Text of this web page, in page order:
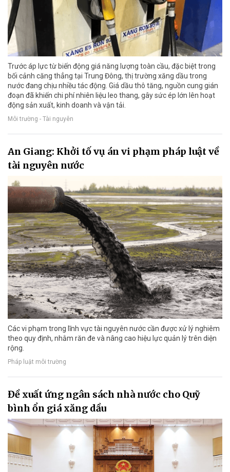
Trước áp lực từ biến động giá năng lượng toàn cầu, đặc biệt trong
bối cảnh căng thẳng tại Trung Đông, thị trường xăng dầu trong
nước đang chịu nhiều tác động. Giá dầu thô tăng, nguồn cung gián
đoạn đã khiến chi phí nhiên liệu leo thang, gây sức ép lớn lên hoạt
động sản xuất, kinh doanh và vận tải.
Môi trường - Tài nguyên
An Giang: Khởi tố vụ án vi phạm pháp luật về
tài nguyên nước
Các vi phạm trong lĩnh vực tài nguyên nước cần được xử lý nghiêm
theo quy định, nhằm răn đe và nâng cao hiệu lực quản lý trên diện
rộng.
Pháp luật môi trường
Đề xuất ứng ngân sách nhà nước cho Quỹ
bình ổn giá xăng dầu